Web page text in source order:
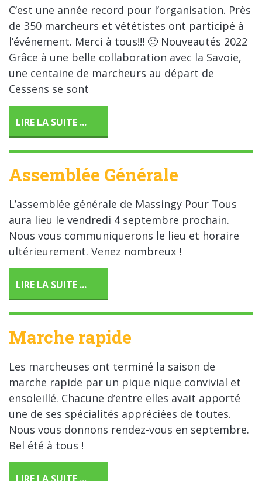
C’est une année record pour l’organisation. Près
de 350 marcheurs et vététistes ont participé à
l’événement. Merci à tous!!! 🙂 Nouveautés 2022
Grâce à une belle collaboration avec la Savoie,
une centaine de marcheurs au départ de
Cessens se sont
LIRE LA SUITE ...
Assemblée Générale
L’assemblée générale de Massingy Pour Tous
aura lieu le vendredi 4 septembre prochain.
Nous vous communiquerons le lieu et horaire
ultérieurement. Venez nombreux !
LIRE LA SUITE ...
Marche rapide
Les marcheuses ont terminé la saison de
marche rapide par un pique nique convivial et
ensoleillé. Chacune d’entre elles avait apporté
une de ses spécialités appréciées de toutes.
Nous vous donnons rendez-vous en septembre.
Bel été à tous !